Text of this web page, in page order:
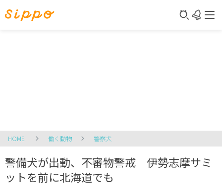
HOME 働く動物 警察犬
警備犬が出動、不審物警戒 伊勢志摩サミ
ットを前に北海道でも